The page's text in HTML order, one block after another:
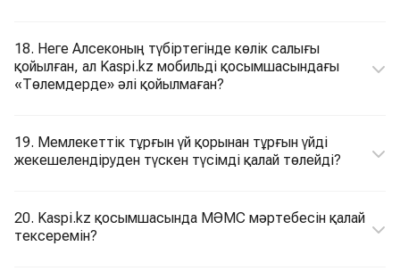
18. Неге Алсеконың түбіртегінде көлік салығы
қойылған, ал Kaspi.kz мобильді қосымшасындағы
«Төлемдерде» әлі қойылмаған?
19. Мемлекеттік тұрғын үй қорынан тұрғын үйді
жекешелендіруден түскен түсімді қалай төлейді?
20. Kaspi.kz қосымшасында МӘМС мәртебесін қалай
тексеремін?